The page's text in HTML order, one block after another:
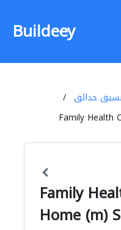
Buildeey
حدائق
Family Health
Family
Home (m)